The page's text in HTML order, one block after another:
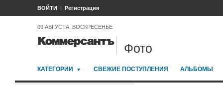
ВОЙТИ Регистрация
09 АВГУСТА, ВОСКРЕСЕНЬЕ
Фото
КАТЕГОРИИ СВЕЖИЕ ПОСТУПЛЕНИЯ АЛЬБОМЫ